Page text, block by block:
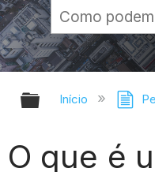
Expandir/
Início
O que é